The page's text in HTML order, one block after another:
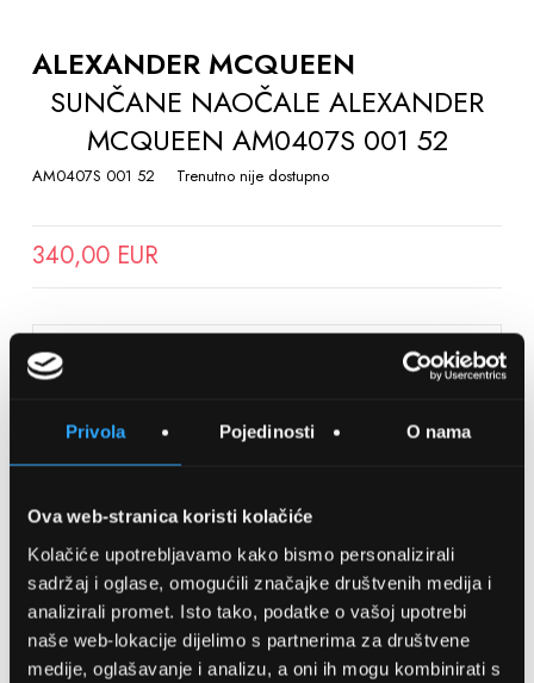
Privola Pojedinosti O nama
Ova web-stranica koristi kolačiće
Kolačiće upotrebljavamo kako bismo personalizirali
sadržaj i oglase, omogućili značajke društvenih medija i
analizirali promet. Isto tako, podatke o vašoj upotrebi
naše web-lokacije dijelimo s partnerima za društvene
medije, oglašavanje i analizu, a oni ih mogu kombinirati s
THE
BEGINNING
OF
GALLERY
ALEXANDER MCQUEEN
SUNČANE NAOČALE ALEXANDER
MCQUEEN AM0407S 001 52
AM0407S 001 52 Trenutno nije dostupno
340,00 EUR
SPREMITE NA LISTU ŽELJA
Detalji